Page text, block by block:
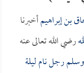
بن إبراهيمأخبرنا
رضي الله تعالى عنه
رجل نام ليلة